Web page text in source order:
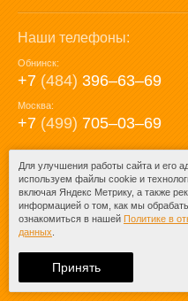
Наши телефоны:
Обнинск:
+7 (484) 396‒63‒69
Москва:
+7 (499) 705‒03‒69
E-mail:
mail@posuda40.ru
При любом копировании информации
ссылка на
Для улучшения работы сайта и его
используем файлы cookie и
включая Яндекс Метрику, а также
информацией о том, как мы
ознакомиться в нашей Политике в
данных
Принять